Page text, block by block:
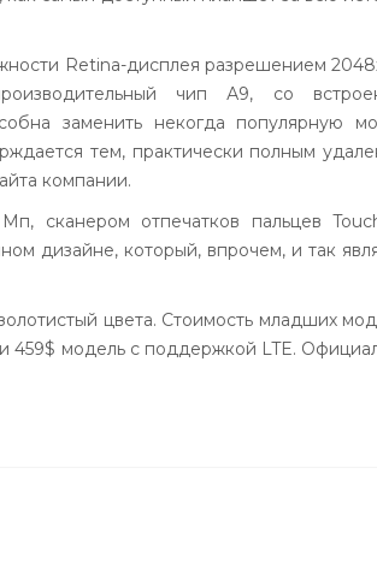
Retina-дисплея разрешением
чип А9, со
заменить некогда популярную
тем, практически полным
компании.
сканером отпечатков пальцев
дизайне, который, впрочем, и так
цвета. Стоимость младших
459$ модель с поддержкой LTE.